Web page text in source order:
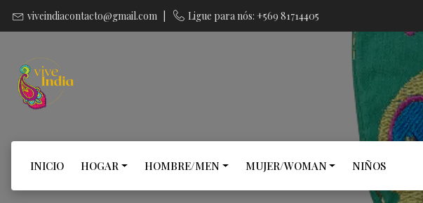
viveindiacontacto@gmail.com Ligue para nós: +569 81714405
INICIO HOGAR HOMBRE/MEN MUJER/WOMAN NIÑOS